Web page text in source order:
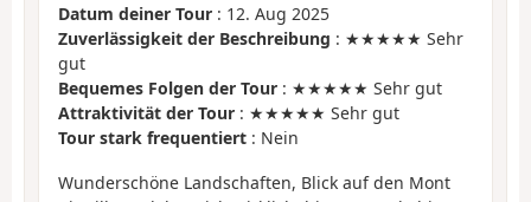
Datum deiner Tour : 12. Aug 2025
Zuverlässigkeit der Beschreibung : ★★★★★ Sehr
gut
Bequemes Folgen der Tour : ★★★★★ Sehr gut
Attraktivität der Tour : ★★★★★ Sehr gut
Tour stark frequentiert : Nein
Wunderschöne Landschaften, Blick auf den Mont